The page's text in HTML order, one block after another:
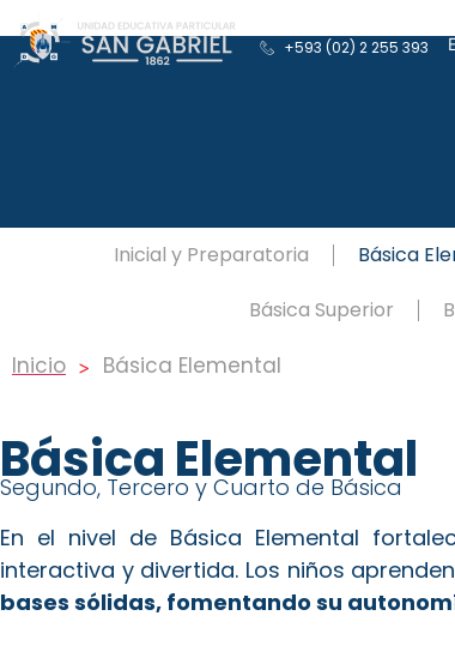
+593 (02) 2 255 393
Inicial y Preparatoria Básica
Básica Superior
Inicio > Básica Elemental
Básica Elemental
Segundo, Tercero y Cuarto de Básica
En el nivel de Básica Elemental
interactiva y divertida. Los niños
bases sólidas, fomentando su